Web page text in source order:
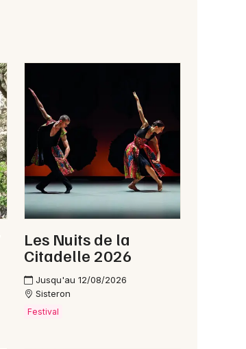
Les Nuits de la
Citadelle 2026
Jusqu'au 12/08/2026
Sisteron
Festival